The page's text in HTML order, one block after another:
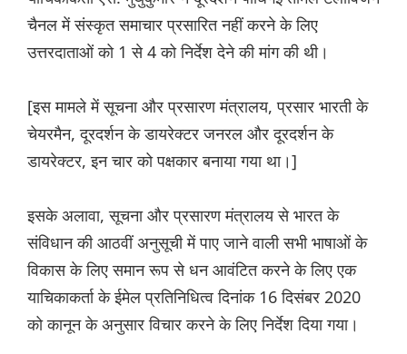
चैनल में संस्कृत समाचार प्रसारित नहीं करने के लिए
उत्तरदाताओं को 1 से 4 को निर्देश देने की मांग की थी।
[इस मामले में सूचना और प्रसारण मंत्रालय, प्रसार भारती के
चेयरमैन, दूरदर्शन के डायरेक्टर जनरल और दूरदर्शन के
डायरेक्टर, इन चार को पक्षकार बनाया गया था।]
इसके अलावा, सूचना और प्रसारण मंत्रालय से भारत के
संविधान की आठवीं अनुसूची में पाए जाने वाली सभी भाषाओं के
विकास के लिए समान रूप से धन आवंटित करने के लिए एक
याचिकाकर्ता के ईमेल प्रतिनिधित्व दिनांक 16 दिसंबर 2020
को कानून के अनुसार विचार करने के लिए निर्देश दिया गया।